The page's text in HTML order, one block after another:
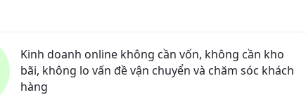
Kinh doanh online không cần vốn, không cần kho
bãi, không lo vấn đề vận chuyển và chăm sóc khách
hàng